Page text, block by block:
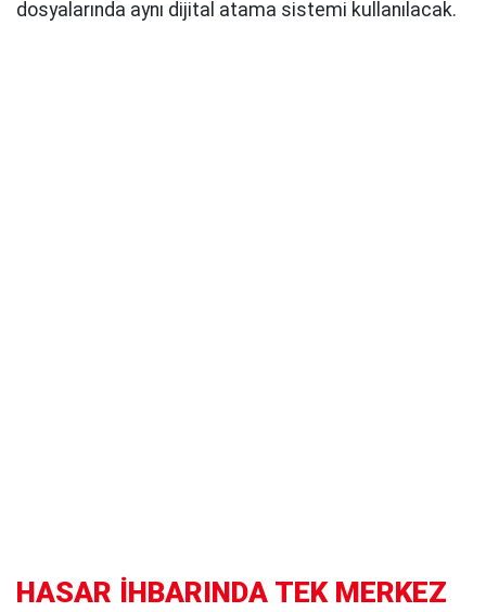
dosyalarında aynı dijital atama sistemi kullanılacak.
HASAR İHBARINDA TEK MERKEZ